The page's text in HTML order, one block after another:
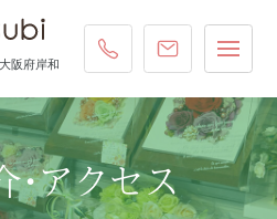
阪府岸和
072-431-4587ご注文・お
・アクセス